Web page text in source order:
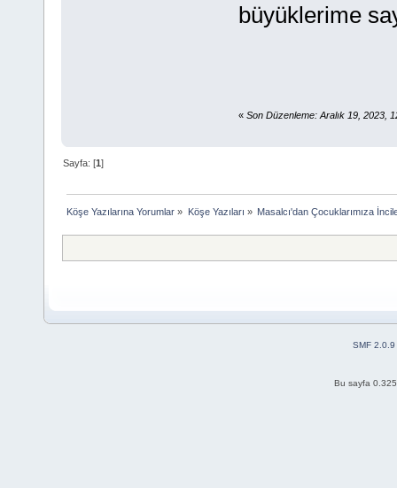
büyüklerime
« Son Düzenleme: Aralık 19, 2023,
Sayfa: [1]
Köşe Yazılarına Yorumlar » Köşe Yazıları » Masalcı'dan Çocuklarımıza
SMF 2.0.9
Bu sayfa